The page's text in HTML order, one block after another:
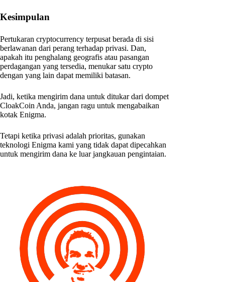
Kesimpulan
Pertukaran cryptocurrency terpusat berada di sisi
berlawanan dari perang terhadap privasi. Dan,
apakah itu penghalang geografis atau pasangan
perdagangan yang tersedia, menukar satu crypto
dengan yang lain dapat memiliki batasan.
Jadi, ketika mengirim dana untuk ditukar dari dompet
CloakCoin Anda, jangan ragu untuk mengabaikan
kotak Enigma.
Tetapi ketika privasi adalah prioritas, gunakan
teknologi Enigma kami yang tidak dapat dipecahkan
untuk mengirim dana ke luar jangkauan pengintaian.